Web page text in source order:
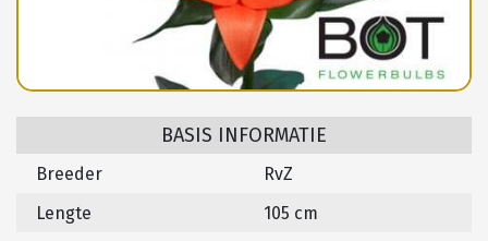
BASIS INFORMATIE
Breeder
RvZ
Lengte
105 cm